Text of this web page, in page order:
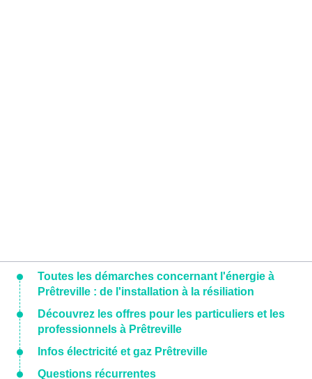
Toutes les démarches concernant l'énergie à
Prêtreville : de l'installation à la résiliation
Découvrez les offres pour les particuliers et les
professionnels à Prêtreville
Infos électricité et gaz Prêtreville
Questions récurrentes